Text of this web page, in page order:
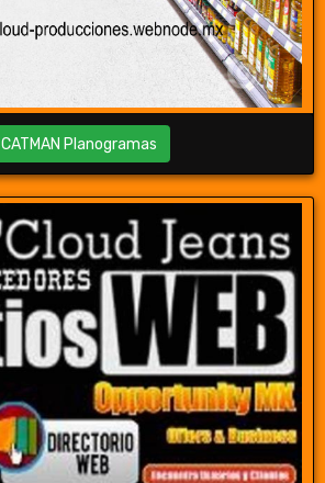
CATMAN Planogramas